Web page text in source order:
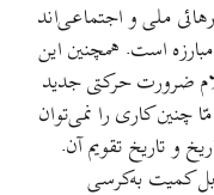
ملی و اجتماعی‌اند
است. همچنین این
ضرورت حرکتی جدید
چنین کاری را نمی‌توان
و تاریخ تقویم آن.
کمیت به‌کرسی